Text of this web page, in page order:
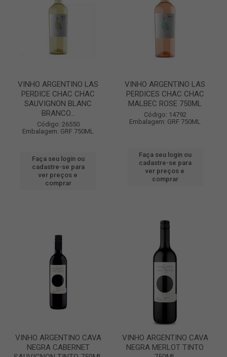
VINHO ARGENTINO LAS
PERDICE CHAC CHAC
SAUVIGNON BLANC
BRANCO...
Código: 26550
Embalagem: GRF 750ML
Faça seu login ou
cadastre-se para
ver preços e
comprar
VINHO ARGENTINO LAS
PERDICES CHAC CHAC
MALBEC ROSE 750ML
Código: 14792
Embalagem: GRF 750ML
Faça seu login ou
cadastre-se para
ver preços e
comprar
VINHO ARGENTINO CAVA
NEGRA CABERNET
VINHO ARGENTINO CAVA
NEGRA MERLOT TINTO